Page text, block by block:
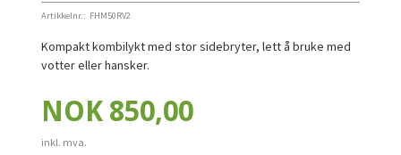
Artikkelnr.: FHM50RV2
Kompakt kombilykt med stor sidebryter, lett å bruke med
votter eller hansker.
Pris
NOK 850,00
inkl. mva.